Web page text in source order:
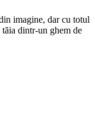
imagine, dar cu totul
dintr-un ghem de